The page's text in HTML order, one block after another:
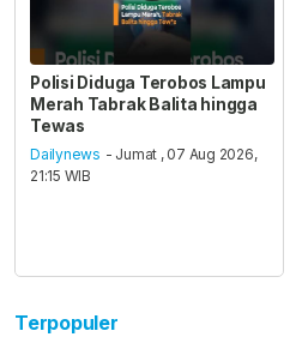
Polisi Diduga Terobos Lampu
Merah Tabrak Balita hingga
Tewas
Dailynews - Jumat , 07 Aug 2026,
21:15 WIB
Terpopuler